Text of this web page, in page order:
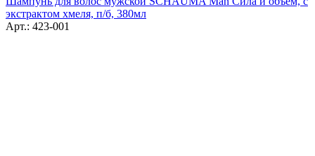
экстрактом хмеля, п/б, 380мл
Арт.: 423-001